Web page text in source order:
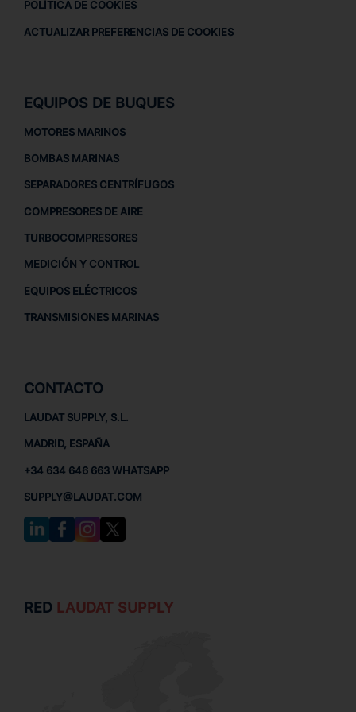
POLÍTICA DE COOKIES
ACTUALIZAR PREFERENCIAS DE COOKIES
EQUIPOS DE BUQUES
MOTORES MARINOS
BOMBAS MARINAS
SEPARADORES CENTRÍFUGOS
COMPRESORES DE AIRE
TURBOCOMPRESORES
MEDICIÓN Y CONTROL
EQUIPOS ELÉCTRICOS
TRANSMISIONES MARINAS
CONTACTO
LAUDAT SUPPLY, S.L.
MADRID, ESPAÑA
+34 634 646 663 WHATSAPP
SUPPLY@LAUDAT.COM
RED LAUDAT SUPPLY